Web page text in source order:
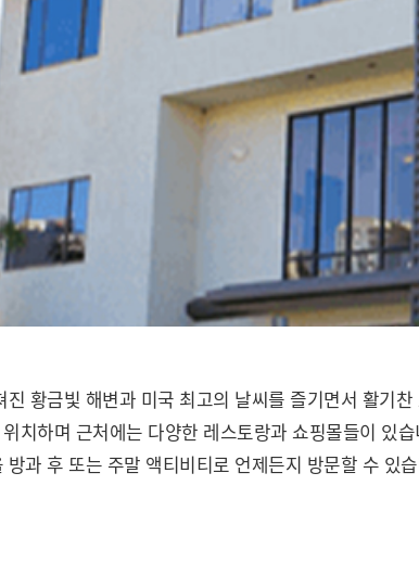
진 황금빛 해변과 미국 최고의 날씨를 즐기면서 활기
치하며 근처에는 다양한 레스토랑과 쇼핑몰들이 있
방과 후 또는 주말 액티비티로 언제든지 방문할 수 있